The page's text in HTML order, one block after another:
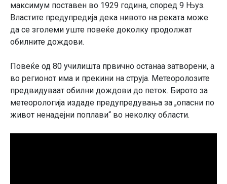
максимум поставен во 1929 година, според 9 Њуз.
Властите предупредија дека нивото на реката може
да се зголеми уште повеќе доколку продолжат
обилните дождови.
Повеќе од 80 училишта првично останаа затворени, а
во регионот има и прекини на струја. Метеоролозите
предвидуваат обилни дождови до петок. Бирото за
метеорологија издаде предупредувања за „опасни по
живот ненадејни поплави“ во неколку области.